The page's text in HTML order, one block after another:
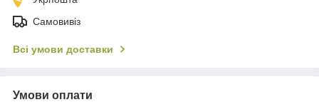
Самовивіз
Всі умови доставки
Умови оплати